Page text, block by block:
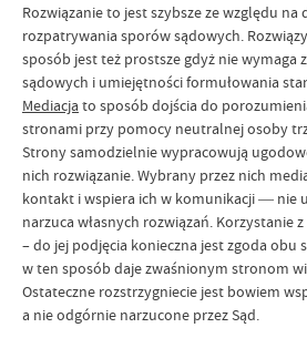
Rozwiązanie to jest szybsze ze względu na
rozpatrywania sporów sądowych.
sposób jest też prostsze gdyż nie wymaga
sądowych i umiejętności formułowania
Mediacja to sposób dojścia do
stronami przy pomocy neutralnej osoby
Strony samodzielnie wypracowują
nich rozwiązanie. Wybrany przez nich
kontakt i wspiera ich w komunikacji ― nie
narzuca własnych rozwiązań. Korzystanie
– do jej podjęcia konieczna jest zgoda obu
w ten sposób daje zwaśnionym stronom
Ostateczne rozstrzygniecie jest bowiem
a nie odgórnie narzucone przez Sąd.